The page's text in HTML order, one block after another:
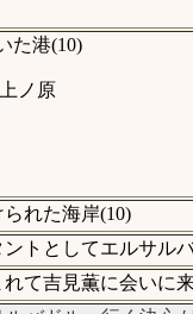
た港(10)
ノ原
れた海岸(10)
トとしてエルサル
て吉見薫に会いに